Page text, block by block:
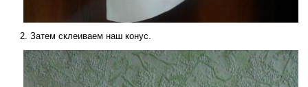
Затем склеиваем наш конус.